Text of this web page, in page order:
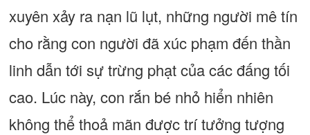
xuyên xảy ra nạn lũ lụt, những người mê tín
cho rằng con người đã xúc phạm đến thần
linh dẫn tới sự trừng phạt của các đấng tối
cao. Lúc này, con rắn bé nhỏ hiển nhiên
không thể thoả mãn được trí tưởng tượng